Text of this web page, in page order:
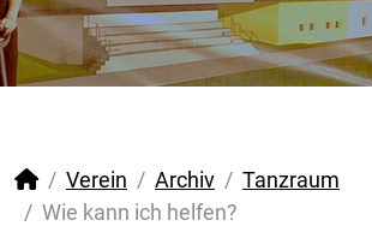
Verein Archiv
Tanzraum
Wie kann ich helfen?